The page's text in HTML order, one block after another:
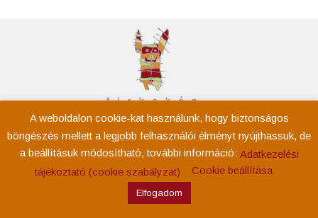
Kezdőoldal
Rólam
Tevékenység
Kapcsolat
A weboldalon cookie-kat használunk, hogy biztonságos
böngészés mellett a legjobb felhasználói élményt nyújthassuk, de
a beállításuk módosítható, további információ: Adatkezelési
tájékoztató (cookie szabályzat)
Cookie beállítása
Elfogadom